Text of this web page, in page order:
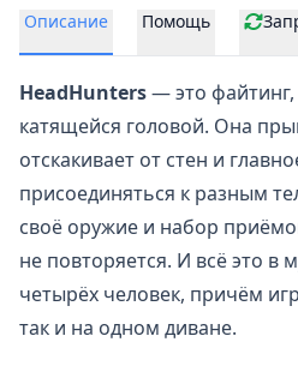
Описание Помощь
HeadHunters— это файтинг
катящейся головой. Она
отскакивает от стен и
присоединяться к разным
своё оружие и набор
не повторяется. И всё это в
четырёх человек, причём
так и на одном диване.